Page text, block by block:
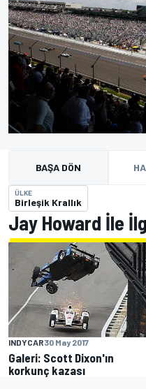
BAŞA DÖN
ÜLKE
Birleşik Krallık
Jay Howard İle
INDYCAR30 May 2017
Galeri: Scott Dixon'ın
korkunç kazası